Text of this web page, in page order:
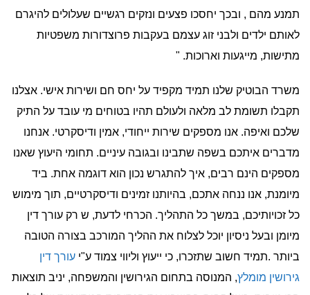
תמנע מהם , ובכך יחסכו פצעים ונזקים רגשיים שעלולים להיגרם
לאותם ילדים ולבני זוג עצמם בעקבות פרוצדורות משפטיות
מתישות, מייגעות וארוכות. "
משרד הבוטיק שלנו תמיד מקפיד על יחס חם ושירות אישי. אצלנו
תקבלו תשומת לב מלאה ולעולם תהיו בטוחים מי עובד על התיק
שלכם ואיפה. אנו מספקים שירות ייחודי, אמין ודיסקרטי. אנחנו
מדברים איתכם בשפה שתבינו ובגובה עיניים. תחומי היעוץ שאנו
מספקים הינם רבים, איך להתגרש נכון הוא דוגמה אחת. ביד
מיומנת, אנו ננחה אתכם, בהיותנו זמינים ודיסקרטיים, תוך מימוש
כל זכויותיכם, במשך כל התהליך. הכרחי לדעת, ש רק עורך דין
מיומן ובעל ניסיון יוכל לצלוח את ההליך המורכב בצורה הטובה
ביותר .תמיד חשוב שתזכרו, כי ייעוץ וליווי צמוד ע"י עורך דין
גירושין מומלץ, המנוסה בתחום הגירושין והמשפחה, יניב תוצאות